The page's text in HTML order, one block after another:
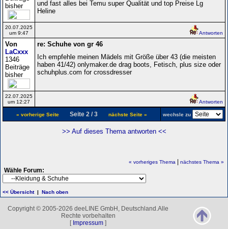
bisher
und fast alles bei Temu super Qualität und top Preise Lg
Heline
20.07.2025
um 9:47
Antworten
Von
LaCxxx
1346
Beiträge
bisher
re: Schuhe von gr 46
Ich empfehle meinen Mädels mit Größe über 43 (die meisten
haben 41/42) onlymaker.de drag boots, Fetisch, plus size oder
schuhplus.com for crossdresser
22.07.2025
um 12:27
Antworten
« vorherige Seite Seite 2 / 3 nächste Seite » wechsle zu
>> Auf dieses Thema antworten <<
« vorheriges Thema nächstes Thema »
Wähle Forum:
<< Übersicht| Nach oben
Copyright © 2005-2026 deeLINE GmbH, Deutschland.Alle
Rechte vorbehalten
[ Impressum ]